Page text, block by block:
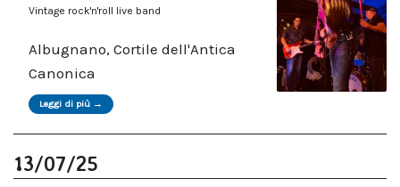
Vintage rock'n'roll live band
Albugnano, Cortile dell'Antica
Canonica
Leggi di più →
13/07/25